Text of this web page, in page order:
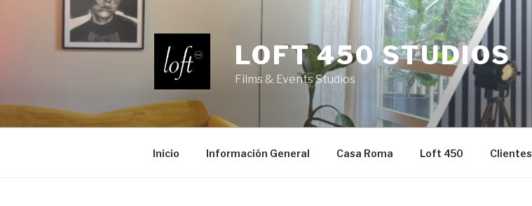
LOFT 450 STUDIOS
Films & Events Studios
Inicio Información General Casa Roma Loft 450 Clientes